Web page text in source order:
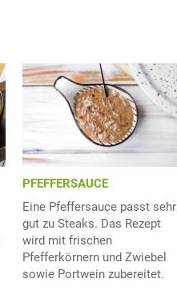
PFEFFERSAUCE
Eine Pfeffersauce passt sehr
gut zu Steaks. Das Rezept
wird mit frischen
Pfefferkörnern und Zwiebel
sowie Portwein zubereitet.